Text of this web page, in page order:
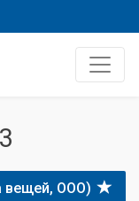
вещей, ООО)